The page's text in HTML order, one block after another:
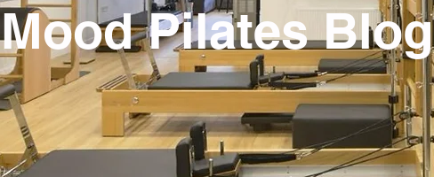
Mood Pilates Blog